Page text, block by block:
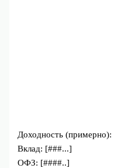
Доходность (примерно):
Вклад: [###...]
ОФЗ: [####..]